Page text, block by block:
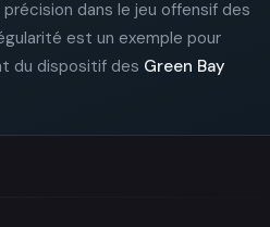
dans le jeu offensif des
est un exemple pour
du dispositif des Green Bay